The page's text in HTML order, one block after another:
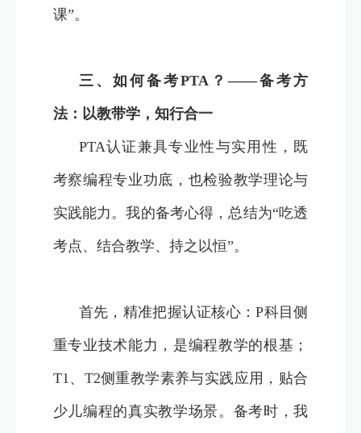
课”。
三、如何备考PTA？——备考方
法：以教带学，知行合一
PTA认证兼具专业性与实用性，既
考察编程专业功底，也检验教学理论与
实践能力。我的备考心得，总结为“吃透
考点、结合教学、持之以恒”。
首先，精准把握认证核心：P科目侧
重专业技术能力，是编程教学的根基；
T1、T2侧重教学素养与实践应用，贴合
少儿编程的真实教学场景。备考时，我